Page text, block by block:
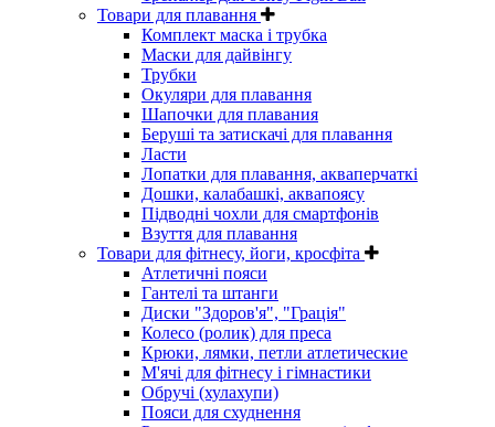
Товари для плавання
Комплект маска і трубка
Маски для дайвінгу
Трубки
Окуляри для плавання
Шапочки для плавания
Беруші та затискачі для плавання
Ласти
Лопатки для плавання, акваперчаткі
Дошки, калабашкі, аквапоясу
Підводні чохли для смартфонів
Взуття для плавання
Товари для фітнесу, йоги, кросфіта
Атлетичні пояси
Гантелі та штанги
Диски "Здоров'я", "Грація"
Колесо (ролик) для преса
Крюки, лямки, петли атлетические
М'ячі для фітнесу і гімнастики
Обручі (хулахупи)
Пояси для схуднення